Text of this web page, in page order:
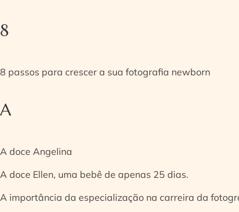
8
8 passos para crescer a sua fotografia newborn
A
A doce Angelina
A doce Ellen, uma bebê de apenas 25 dias.
A importância da especialização na carreira da